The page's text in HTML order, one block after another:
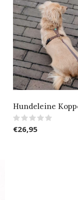
Hundeleine
€26,95